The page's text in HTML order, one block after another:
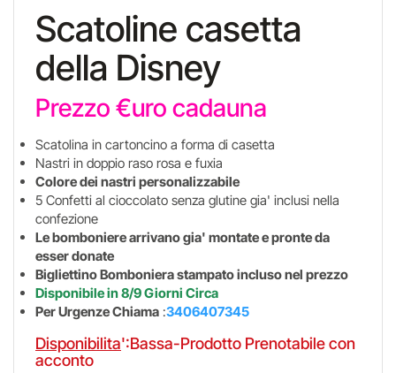
Scatoline casetta
della Disney
Prezzo €uro cadauna
Scatolina in cartoncino a forma di casetta
Nastri in doppio raso rosa e fuxia
Colore dei nastri personalizzabile
5 Confetti al cioccolato senza glutine gia' inclusi nella
confezione
Le bomboniere arrivano gia' montate e pronte da
esser donate
Bigliettino Bomboniera stampato incluso nel prezzo
Disponibile in 8/9 Giorni Circa
Per Urgenze Chiama :3406407345
Disponibilita':Bassa-Prodotto Prenotabile con
acconto